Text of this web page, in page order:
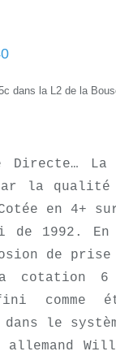
dans la L2 de la
Directe…
la qualité
en 4+
de 1992.
de
6
le
Willo